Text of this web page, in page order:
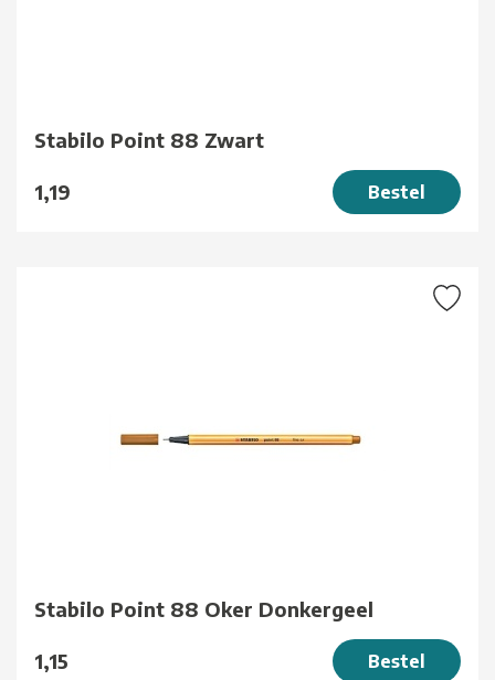
Stabilo Point 88 Zwart
1,19 Bestel
Stabilo Point 88 Oker Donkergeel
1,15 Bestel